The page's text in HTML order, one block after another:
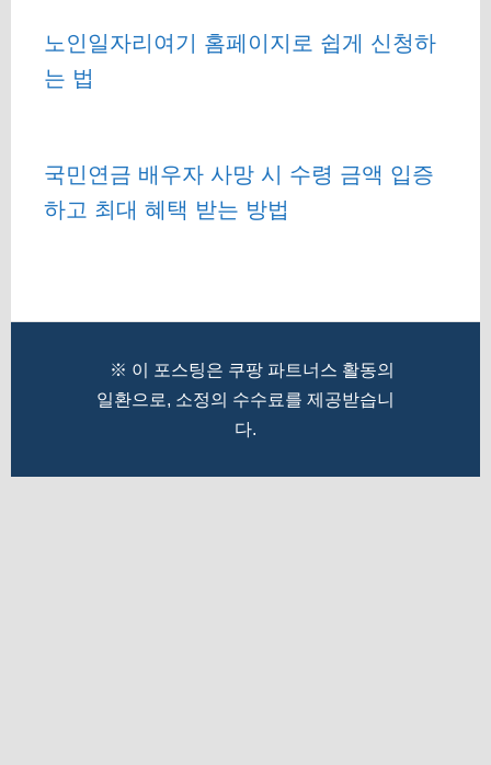
노인일자리여기 홈페이지로 쉽게 신청하
는 법
국민연금 배우자 사망 시 수령 금액 입증
하고 최대 혜택 받는 방법
※ 이 포스팅은 쿠팡 파트너스 활동의
일환으로, 소정의 수수료를 제공받습니
다.